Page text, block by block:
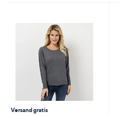
Versand gratis